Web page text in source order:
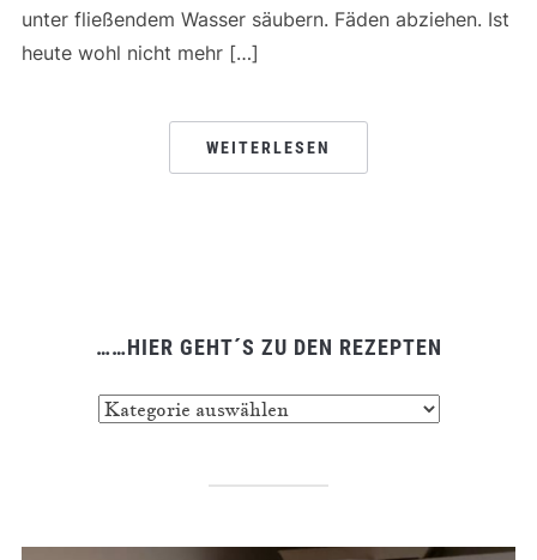
……HIER GEHT´S ZU DEN REZEPTEN
unter fließendem Wasser säubern. Fäden abziehen. Ist
heute wohl nicht mehr […]
WEITERLESEN